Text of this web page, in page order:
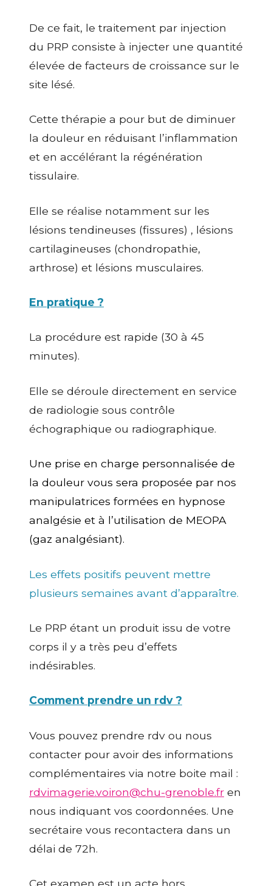
De ce fait, le traitement par injection
du PRP consiste à injecter une quantité
élevée de facteurs de croissance sur le
site lésé.
Cette thérapie a pour but de diminuer
la douleur en réduisant l’inflammation
et en accélérant la régénération
tissulaire.
Elle se réalise notamment sur les
lésions tendineuses (fissures) , lésions
cartilagineuses (chondropathie,
arthrose) et lésions musculaires.
En pratique ?
La procédure est rapide (30 à 45
minutes).
Elle se déroule directement en service
de radiologie sous contrôle
échographique ou radiographique.
Une prise en charge personnalisée de
la douleur vous sera proposée par nos
manipulatrices formées en hypnose
analgésie et à l’utilisation de MEOPA
(gaz analgésiant).
Les effets positifs peuvent mettre
plusieurs semaines avant d’apparaître.
Le PRP étant un produit issu de votre
corps il y a très peu d’effets
indésirables.
Comment prendre un rdv ?
Vous pouvez prendre rdv ou nous
contacter pour avoir des informations
complémentaires via notre boite mail :
rdvimagerie.voiron@chu-grenoble.fr en
nous indiquant vos coordonnées. Une
secrétaire vous recontactera dans un
délai de 72h.
Cet examen est un acte hors